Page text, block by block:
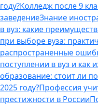
году?Колледж после 9
заведениеЗнание
в вуз: какие
при выборе вуза:
распространенные
поступлении в вуз и как
образование: стоит ли
2025 году?Профессия
престижности в России